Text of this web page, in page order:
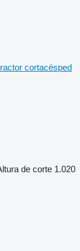
cortacésped
de corte 1.020